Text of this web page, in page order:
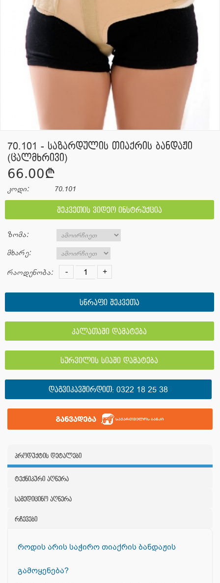
70.101 - საზარდულის თიაქრის ბანდაჟი
(ცალმხრივი)
66.00¢
კოდი: 70.101
შეკვეთის ვიდეო ინსტრუქცია
ზომა:
მხარე:
რაოდენობა: - +
სწრაფი შეკვეთა
კალათაში დამატება
სურვილის სიაში დამატება
ᲓᲐᲒᲕᲘᲙᲐᲕᲨᲘᲠᲓᲘᲗ:0322 18 25 38
პროდუქტის დეტალები
ტექნიკური აღწერა
სამედიცინო აღწერა
რჩევები
როდის არის საჭირო თიაქრის ბანდაჟის
გამოყენება?